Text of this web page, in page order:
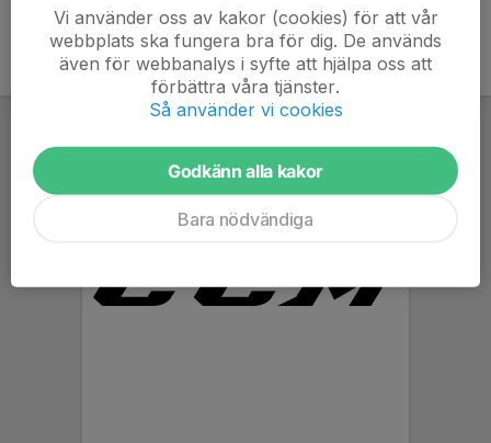
Vi använder oss av kakor (cookies) för att vår
webbplats ska fungera bra för dig. De används
även för webbanalys i syfte att hjälpa oss att
förbättra våra tjänster.
Så använder vi cookies
Godkänn alla kakor
Bara nödvändiga